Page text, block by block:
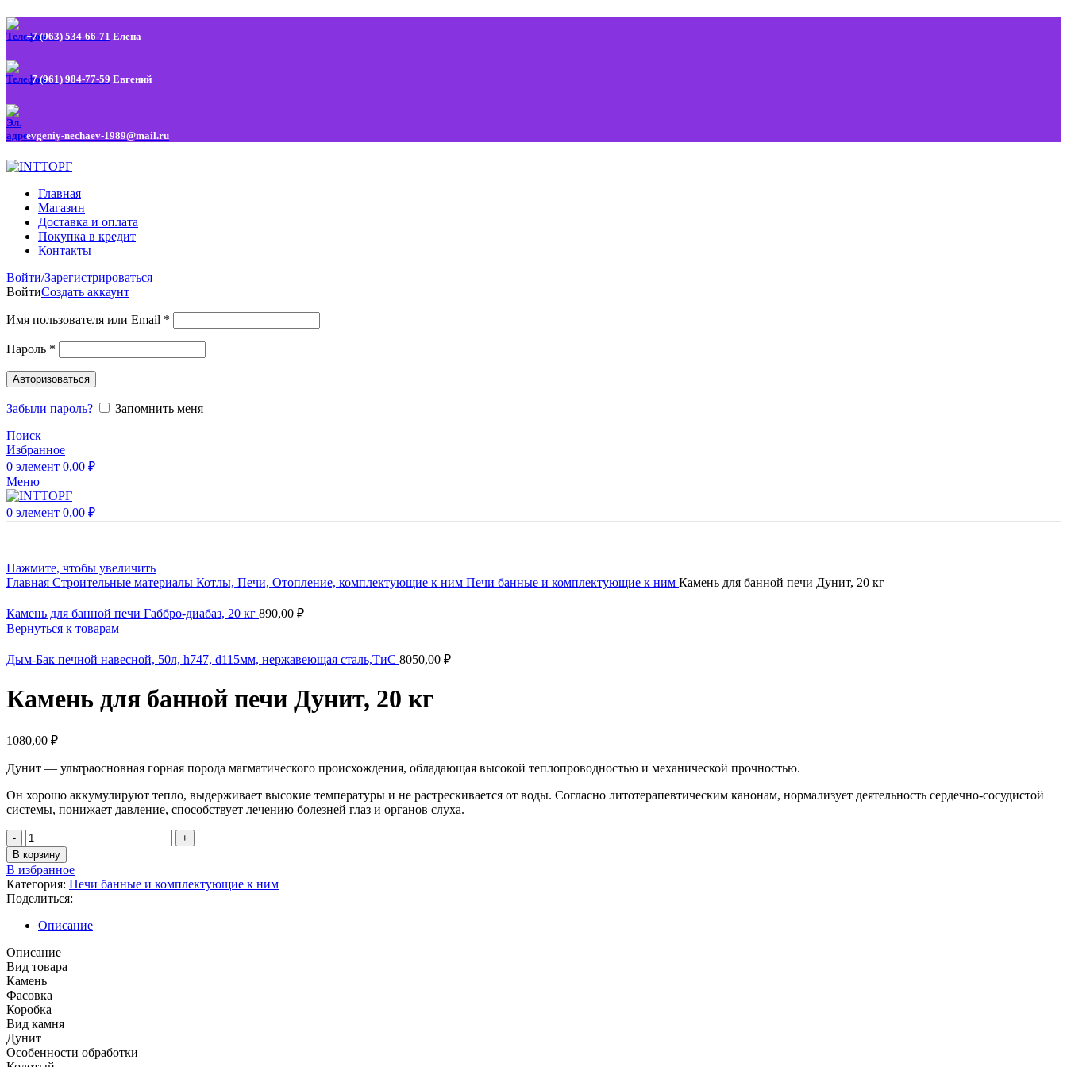
+7 (963) 534-66-71 Елена
+7 (961) 984-77-59 Евгений
evgeniy-nechaev-1989@mail.ru
Главная
Магазин
Доставка и оплата
Покупка в кредит
Контакты
Войти/Зарегистрироваться
ВойтиСоздать аккаунт
Имя пользователя или Email *
Пароль *
Авторизоваться
Забыли пароль?
Запомнить меня
Поиск
Избранное
0 элемент 0,00 ₽
Меню
0 элемент 0,00 ₽
Нажмите, чтобы увеличить
Главная Строительные материалы Котлы, Печи, Отопление, комплектующие к ним Печи банные и комплектующие к ним Камень для банной печи Дунит, 20 кг
Камень для банной печи Габбро-диабаз, 20 кг 890,00 ₽
Вернуться к товарам
Дым-Бак печной навесной, 50л, h747, d115мм, нержавеющая сталь,ТиС 8050,00 ₽
Камень для банной печи Дунит, 20 кг
1080,00 ₽
Дунит — ультраосновная горная порода магматического происхождения, обладающая высокой теплопроводностью и механической прочностью.
Он хорошо аккумулируют тепло, выдерживает высокие температуры и не растрескивается от воды. Согласно литотерапевтическим канонам, нормализует деятельность сердечно-сосудистой
системы, понижает давление, способствует лечению болезней глаз и органов слуха.
В корзину
В избранное
Категория: Печи банные и комплектующие к ним
Поделиться:
Описание
Описание
Вид товара
Камень
Фасовка
Коробка
Вид камня
Дунит
Особенности обработки